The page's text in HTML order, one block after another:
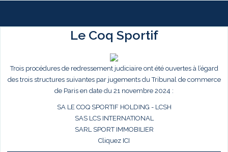
Le Coq Sportif
Trois procédures de redressement judiciaire ont été ouvertes à l’égard
des trois structures suivantes par jugements du Tribunal de commerce
de Paris en date du 21 novembre 2024 :
SA LE COQ SPORTIF HOLDING - LCSH
SAS LCS INTERNATIONAL
SARL SPORT IMMOBILIER
Cliquez ICI